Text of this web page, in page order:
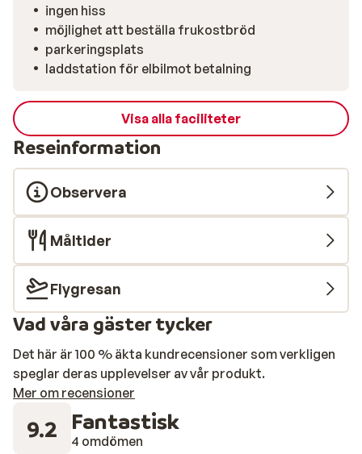
ingen hiss
möjlighet att beställa frukostbröd
parkeringsplats
laddstation för elbilmot betalning
Visa alla faciliteter
Reseinformation
Observera
Måltider
Flygresan
Vad våra gäster tycker
Det här är 100 % äkta kundrecensioner som verkligen
speglar deras upplevelser av vår produkt.
Mer om recensioner
9.2 Fantastisk
4 omdömen